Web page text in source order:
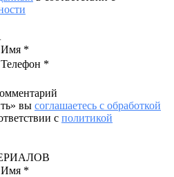
Имя *
Телефон *
вы соглашаетесь с обработкой
с политикой
Имя *